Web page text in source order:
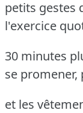
petits gestes
l'exercice
30 minutes
se promener,
et les